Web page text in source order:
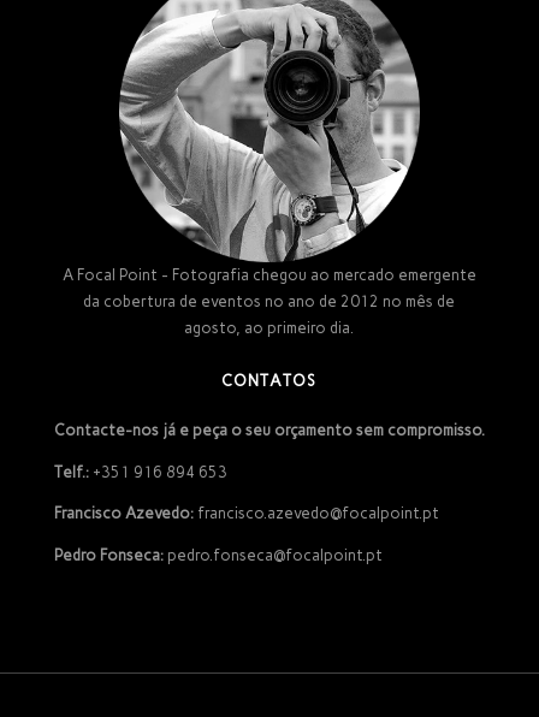
A Focal Point - Fotografia chegou ao mercado emergente
da cobertura de eventos no ano de 2012 no mês de
agosto, ao primeiro dia.
CONTATOS
Contacte-nos já e peça o seu orçamento sem compromisso.
Telf.:+351 916 894 653
Francisco Azevedo:francisco.azevedo@focalpoint.pt
Pedro Fonseca:pedro.fonseca@focalpoint.pt